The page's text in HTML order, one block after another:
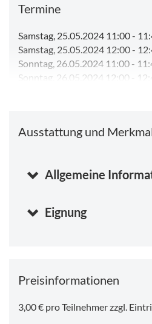
Termine
Samstag, 25.05.2024 11:00-
Samstag, 25.05.2024 12:00-
Sonntag, 26.05.2024 11:00 -
Sonntag, 26.05.2024 12:00
Sonntag, 09.08.2026 12:00-
Ausstattung und
Allgemeine
Eignung
Preisinformationen
3,00 € pro Teilnehmer zzgl.